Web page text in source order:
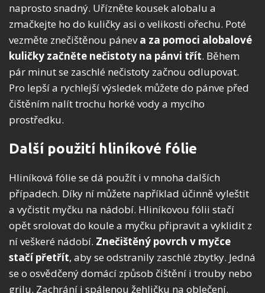
naprosto snadný. Uřízněte kousek alobalu a
zmačkejte ho do kuličky asi o velikosti ořechu. Poté
vezměte znečištěnou páneva za pomoci alobalové
kuličky začněte nečistoty na pánvi třít. Během
pár minut se zaschlé nečistoty začnou odlupovat.
Pro lepší a rychlejší výsledek můžete do pánve před
čištěním nalít trochu horké vody a mycího
prostředku.
Další použití hliníkové fólie
Hliníková fólie se dá použít i v mnoha dalších
případech. Díky ní můžete například účinně vyleštit
a vyčistit myčku na nádobí. Hliníkovou fólii stačí
opět srolovat do koule a myčku připravit a vyklidit z
ní veškeré nádobí. Znečištěný povrch v myčce
stačí přetřít, aby se odstranily zaschlé zbytky. Jedná
se o osvědčený domácí způsob čištění i trouby nebo
grilu. Zachrání i spálenou žehličku na oblečení.